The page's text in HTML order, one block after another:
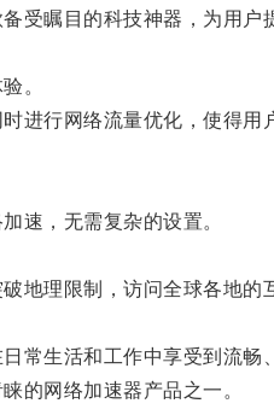
瞩目的科技神器，为用户
。
行网络流量优化，使得用
速，无需复杂的设置。
理限制，访问全球各地的
生活和工作中享受到流畅
的网络加速器产品之一。